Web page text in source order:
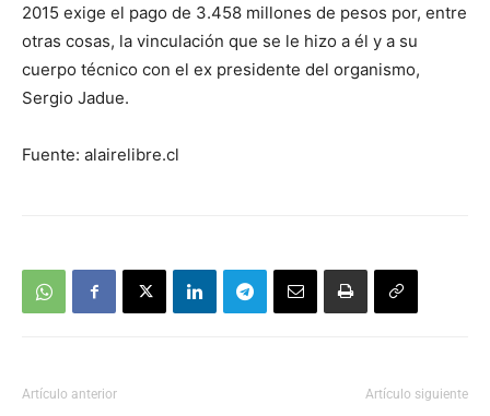
2015 exige el pago de 3.458 millones de pesos por, entre
otras cosas, la vinculación que se le hizo a él y a su
cuerpo técnico con el ex presidente del organismo,
Sergio Jadue.
Fuente: alairelibre.cl
Artículo anterior Artículo siguiente